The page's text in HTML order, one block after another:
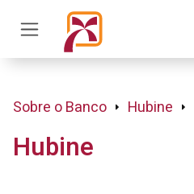
Sobre o Banco Hubine
Hubine